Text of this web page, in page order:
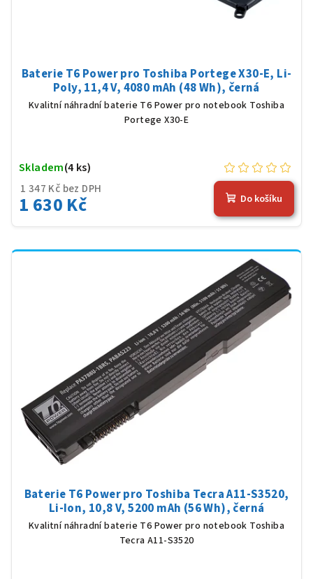
Baterie T6 Power pro Toshiba Portege X30-E, Li-
Poly, 11,4 V, 4080 mAh (48 Wh), černá
Kvalitní náhradní baterie T6 Power pro notebook Toshiba
Portege X30-E
1 347 Kč bez DPH
1 630 Kč
Skladem(4 ks)
Do košíku
Baterie T6 Power pro Toshiba Tecra A11-S3520,
Li-Ion, 10,8 V, 5200 mAh (56 Wh), černá
Kvalitní náhradní baterie T6 Power pro notebook Toshiba
Tecra A11-S3520